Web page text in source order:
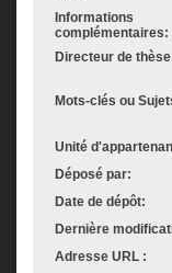
Informations
complémentaires:
Directeur de
Mots-clés ou
Unité
Déposé par:
Date de dépôt:
Dernière
Adresse URL :